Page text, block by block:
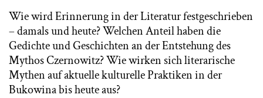
Wie wird Erinnerung in der Literatur festgeschrieben
– damals und heute? Welchen Anteil haben die
Gedichte und Geschichten an der Entstehung des
Mythos Czernowitz? Wie wirken sich literarische
Mythen auf aktuelle kulturelle Praktiken in der
Bukowina bis heute aus?